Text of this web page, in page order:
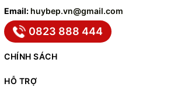
Email: huybep.vn@gmail.com
0823 888 444
CHÍNH SÁCH
HỖ TRỢ